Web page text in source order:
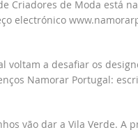
Criadores de Moda está
electrónico
voltam a desafiar os
Namorar Portugal:
vão dar a Vila Verde. A